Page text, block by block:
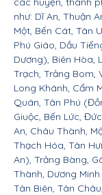
như: Dĩ An, Thuận
Một, Bến Cát, Tân
Phú Giáo, Dầu
Dương), Biên Hòa,
Trạch, Trảng Bom,
Long Khánh, Cẩm
Quán, Tân Phú
Giuộc, Bến Lức,
An, Châu Thành,
Thạch Hóa, Tân
An), Trảng Bàng,
Thành, Dương
Tân Biên, Tân